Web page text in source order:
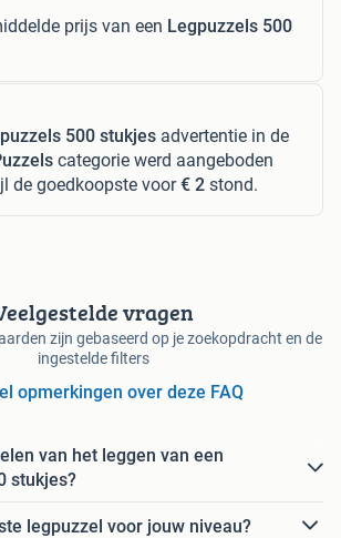
prijs van een Legpuzzels 500
500 stukjes advertentie in de
categorie werd aangeboden
de goedkoopste voor€ 2 stond.
vragen
zijn gebaseerd op je zoekopdracht en de
ingestelde filters
opmerkingen over deze FAQ
van het leggen van een
stukjes?
legpuzzel voor jouw niveau?